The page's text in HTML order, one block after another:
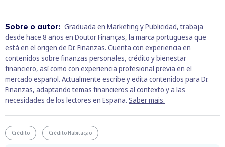
Sobre o autor: Graduada en Marketing y Publicidad, trabaja
desde hace 8 años en Doutor Finanças, la marca portuguesa que
está en el origen de Dr. Finanzas. Cuenta con experiencia en
contenidos sobre finanzas personales, crédito y bienestar
financiero, así como con experiencia profesional previa en el
mercado español. Actualmente escribe y edita contenidos para Dr.
Finanzas, adaptando temas financieros al contexto y a las
necesidades de los lectores en España. Saber mais.
Crédito Crédito Habitação